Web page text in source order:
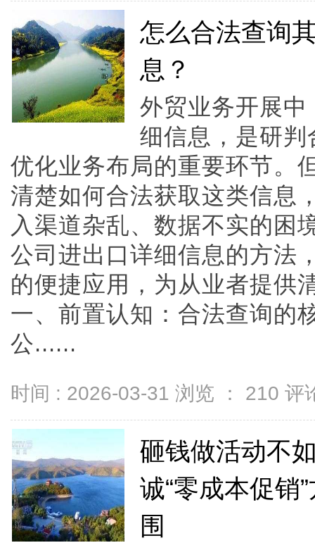
怎么合法查询
息？
外贸业务开展
细信息，是研
优化业务布局的重要环节。
清楚如何合法获取这类信息
入渠道杂乱、数据不实的困
公司进出口详细信息的方法
的便捷应用，为从业者提供
一、前置认知：合法查询的
公......
时间 : 2026-03-31 浏览 ： 210 评
砸钱做活动不
诚“零成本促销
围